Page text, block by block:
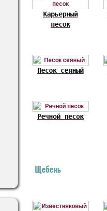
Карьерный
песок
Песок сеяный
Речной песок
Щебень